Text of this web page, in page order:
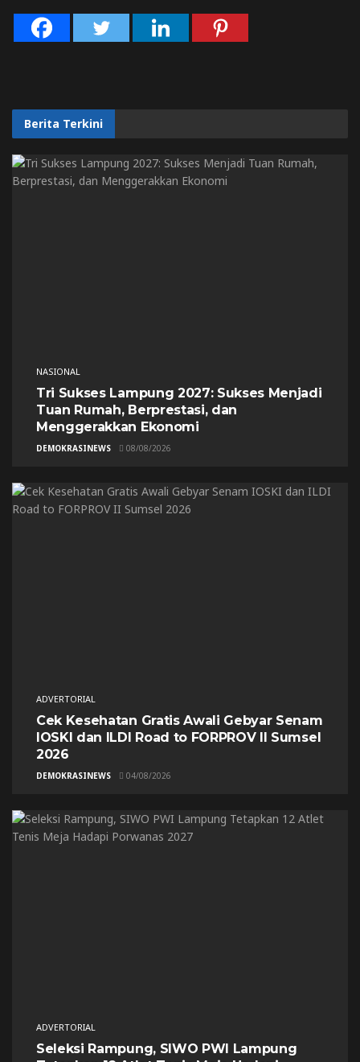
Berita Terkini
NASIONAL
Tri Sukses Lampung 2027: Sukses Menjadi
Tuan Rumah, Berprestasi, dan
Menggerakkan Ekonomi
DEMOKRASINEWS 08/08/2026
ADVERTORIAL
Cek Kesehatan Gratis Awali Gebyar Senam
IOSKI dan ILDI Road to FORPROV II Sumsel
2026
DEMOKRASINEWS 04/08/2026
ADVERTORIAL
Seleksi Rampung, SIWO PWI Lampung